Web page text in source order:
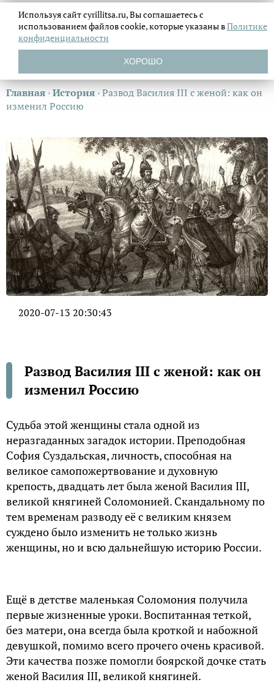
Главная ›История ›Развод Василия III с женой: как он
изменил Россию
2020-07-13 20:30:43
Развод Василия III с женой: как он
изменил Россию
Судьба этой женщины стала одной из
неразгаданных загадок истории. Преподобная
София Суздальская, личность, способная на
великое самопожертвование и духовную
крепость, двадцать лет была женой Василия III,
великой княгиней Соломонией. Скандальному по
тем временам разводу её с великим князем
суждено было изменить не только жизнь
женщины, но и всю дальнейшую историю России.
Ещё в детстве маленькая Соломония получила
первые жизненные уроки. Воспитанная теткой,
без матери, она всегда была кроткой и набожной
девушкой, помимо всего прочего очень красивой.
Эти качества позже помогли боярской дочке стать
женой Василия III, великой княгиней.
Используя сайт cyrillitsa.ru, Вы соглашаетесь с
использованием файловcookie, которые указаны вПолитике
конфиденциальности
ХОРОШО